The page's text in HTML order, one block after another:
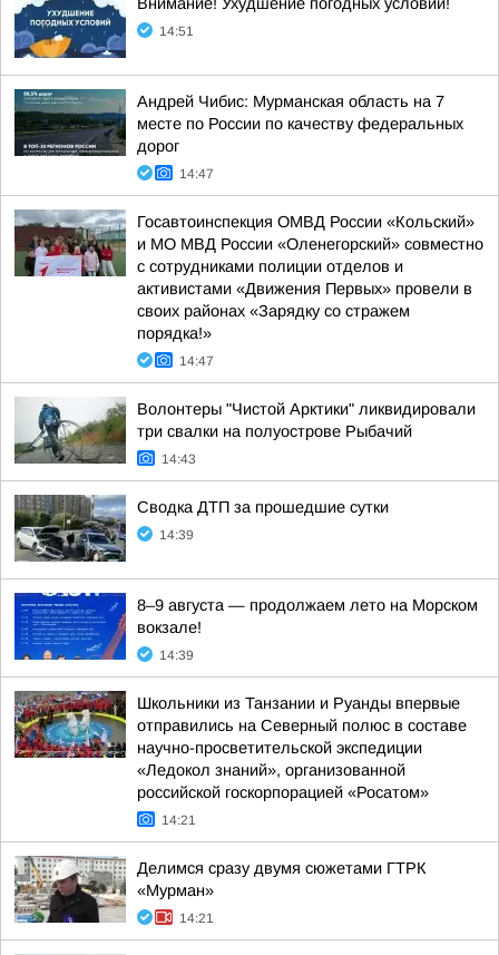
14:51
Андрей Чибис: Мурманская область на 7
месте по России по качеству федеральных
дорог
14:47
Госавтоинспекция ОМВД России «Кольский»
и МО МВД России «Оленегорский» совместно
с сотрудниками полиции отделов и
активистами «Движения Первых» провели в
своих районах «Зарядку со стражем
порядка!»
14:47
Волонтеры "Чистой Арктики" ликвидировали
три свалки на полуострове Рыбачий
14:43
Сводка ДТП за прошедшие сутки
14:39
8–9 августа — продолжаем лето на Морском
вокзале!
14:39
Школьники из Танзании и Руанды впервые
отправились на Северный полюс в составе
научно-просветительской экспедиции
«Ледокол знаний», организованной
российской госкорпорацией «Росатом»
14:21
Делимся сразу двумя сюжетами ГТРК
«Мурман»
14:21